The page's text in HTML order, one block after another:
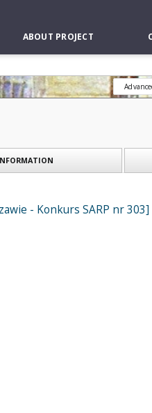
ABOUT PROJECT
- Konkurs SARP nr